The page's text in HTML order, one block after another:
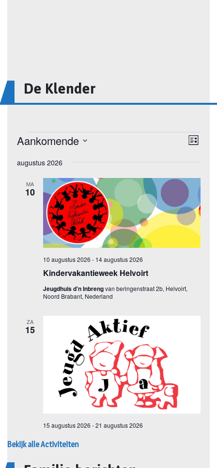
De Klender
Bekijk alle Activiteiten